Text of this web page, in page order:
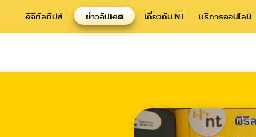
ดิจิทัลทิปส์ ข่าวอัปเดต เกี่ยวกับ NT บริการออนไลน์